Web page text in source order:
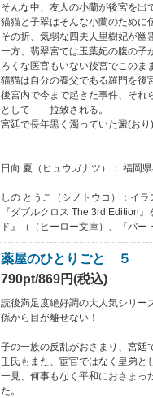
そんな中、友人の小蘭が後宮を出
猫猫と子翠はそんな小蘭のために
その折、気弱な四夫人里樹妃が幽
一方、翡翠宮では玉葉妃の腹の子
ろくな医官もいない後宮でこのま
猫猫は自分の養父である羅門を後
後宮内で今まで起きた事件、それ
として――拉致される。
宮廷で長年黒く濁っていた澱(お
日向 夏（ヒュウガナツ）： 福岡
しの とうこ（シノトウコ）：イラ
『ダブルクロス The 3rd Edition
ド』（（ヒーロー文庫）、『バー
薬屋のひとりごと ５
790pt/869円(税込)
読後満足度絶好調の大人気シリー
係から目が離せない！
子の一族の反乱がおさまり、宮廷
壬氏もまた、宦官ではなく皇弟と
一見、何事もなく平和におさまっ
た。